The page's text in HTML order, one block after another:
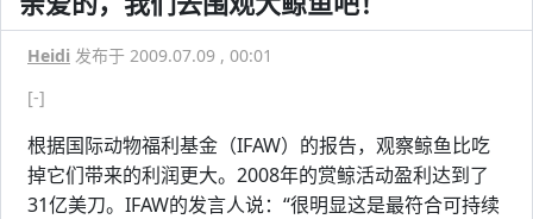
Heidi 发布于 2009.07.09 , 00:01
[-]
根据国际动物福利基金（IFAW）的报告，观察鲸鱼比吃
掉它们带来的利润更大。2008年的赏鲸活动盈利达到了
31亿美刀。IFAW的发言人说：“很明显这是最符合可持续